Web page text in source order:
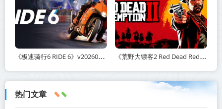
《极速骑行6 RIDE 6》v20260511-免安装中文版丨中文版网盘下载 《荒野大镖客2 Red Dead Redemption 2》v1491.50-打包mod+送修改器丨中文版网盘下载
热门文章